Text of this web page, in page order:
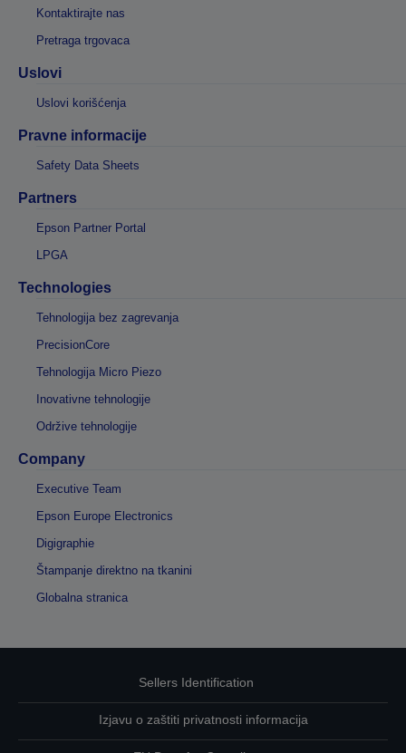
Kontaktirajte nas
Pretraga trgovaca
Uslovi
Uslovi korišćenja
Pravne informacije
Safety Data Sheets
Partners
Epson Partner Portal
LPGA
Technologies
Tehnologija bez zagrevanja
PrecisionCore
Tehnologija Micro Piezo
Inovativne tehnologije
Održive tehnologije
Company
Executive Team
Epson Europe Electronics
Digigraphie
Štampanje direktno na tkanini
Globalna stranica
Sellers Identification
Izjavu o zaštiti privatnosti informacija